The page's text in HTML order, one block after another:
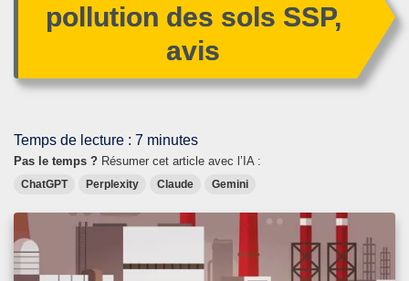
pollution des sols SSP,
avis
Temps de lecture : 7 minutes
Pas le temps ? Résumer cet article avec l’IA :
ChatGPT Perplexity Claude Gemini